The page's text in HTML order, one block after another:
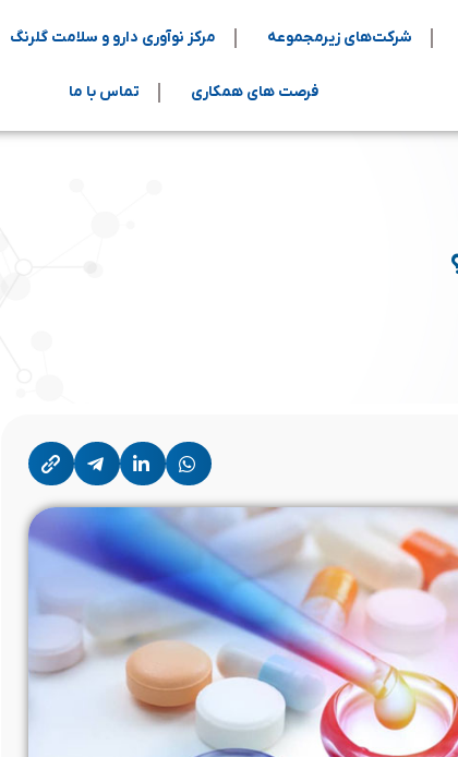
شرکت‌های زیرمجموعه مرکز نوآوری دارو و سلامت گلرنگ
فرصت های همکاری تماس با ما